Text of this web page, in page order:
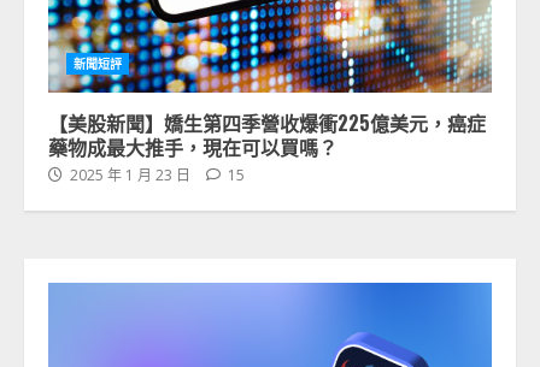
新聞短評
【美股新聞】嬌生第四季營收爆衝225億美元，癌症
藥物成最大推手，現在可以買嗎？
2025 年 1 月 23 日 15